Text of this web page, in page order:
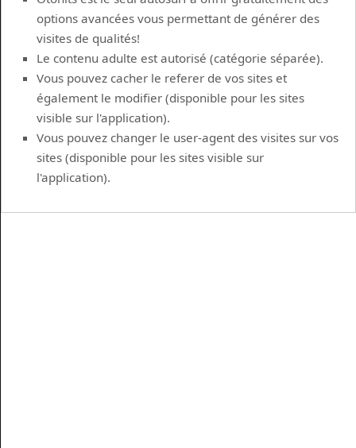
options avancées vous permettant de générer des
visites de qualités!
Le contenu adulte est autorisé (catégorie séparée).
Vous pouvez cacher le referer de vos sites et
également le modifier (disponible pour les sites
visible sur l'application).
Vous pouvez changer le user-agent des visites sur vos
sites (disponible pour les sites visible sur
l'application).